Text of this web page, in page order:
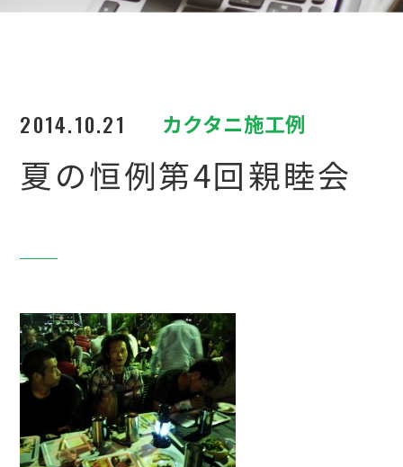
会社概要
2014.10.21 カクタニ施工例
夏の恒例第4回親睦会